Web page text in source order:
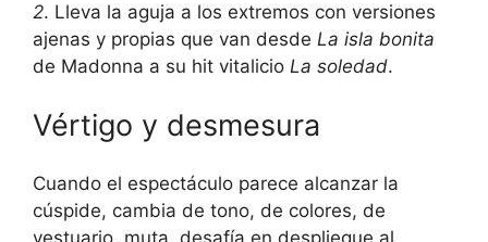
2. Lleva la aguja a los extremos con versiones
ajenas y propias que van desde La isla bonita
de Madonna a su hit vitalicio La soledad.
Vértigo y desmesura
Cuando el espectáculo parece alcanzar la
cúspide, cambia de tono, de colores, de
vestuario, muta, desafía en despliegue al